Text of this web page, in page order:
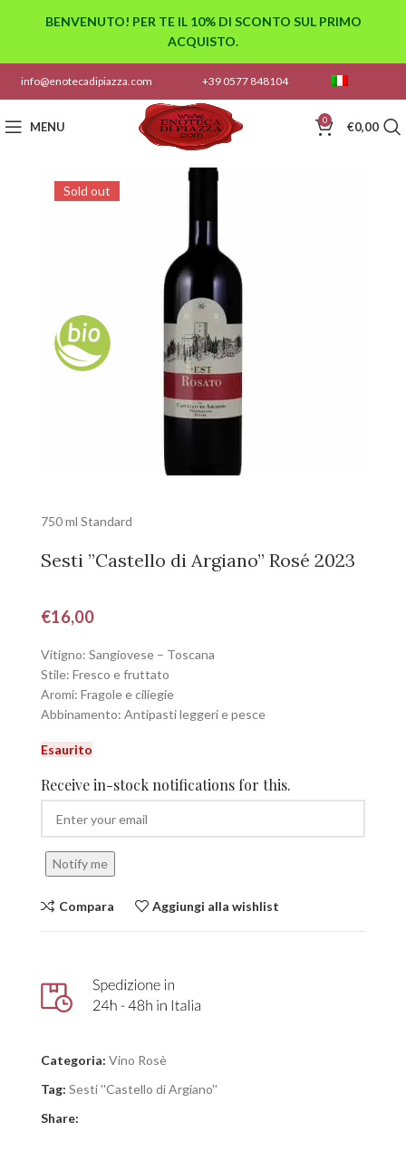
info@enotecadipiazza.com +39 0577 848104
MENU 0 €0,00
Sold out
750 ml Standard
Sesti ”Castello di Argiano” Rosé 2023
€16,00
Vitigno: Sangiovese – Toscana
Stile: Fresco e fruttato
Aromi: Fragole e ciliegie
Abbinamento: Antipasti leggeri e pesce
Esaurito
Receive in-stock notifications for this.
Notify me
Compara Aggiungi alla wishlist
Categoria: Vino Rosè
Tag: Sesti ''Castello di Argiano''
Share:
BENVENUTO! PER TE IL 10% DI SCONTO SUL PRIMO
ACQUISTO.